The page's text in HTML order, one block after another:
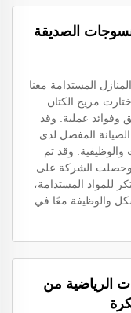
الصديقة
المستدامة معنا
مزيج الكتان
وفوائد عملية. وقد
المفضل لدى
والوظيفية. وقد تم
وحصلت الشركة على
للمواد المستدامة،
والوظيفة معًا في
الرياضية من